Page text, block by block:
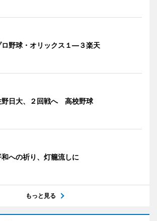
ロ野球・オリックス１―３楽天
野日大、２回戦へ 高校野球
和への祈り、灯籠流しに
もっと見る